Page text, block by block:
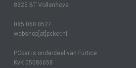
8325 BT Vollenhove
085 060 0527
webshop[at]pcker.nl
PCker is onderdeel van Furtice
KvK 05086658